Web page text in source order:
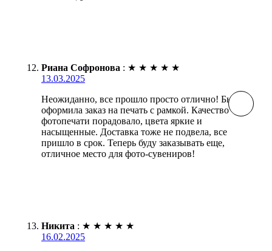
Риана Софронова : ★ ★ ★ ★ ★
13.03.2025
Неожиданно, все прошло просто отлично! Быстро
оформила заказ на печать с рамкой. Качество
фотопечати порадовало, цвета яркие и
насыщенные. Доставка тоже не подвела, все
пришло в срок. Теперь буду заказывать еще,
отличное место для фото-сувениров!
Никита : ★ ★ ★ ★ ★
16.02.2025